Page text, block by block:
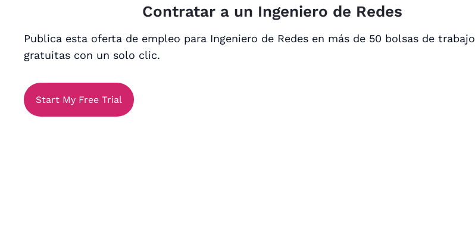
Contratar a un Ingeniero de Redes
Publica esta oferta de empleo para Ingeniero de Redes en más de 50 bolsas de trabajo
gratuitas con un solo clic.
Start My Free Trial